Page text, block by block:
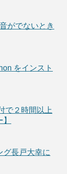
がでないとき
をインスト
で２時間以上
グ長戸大幸に